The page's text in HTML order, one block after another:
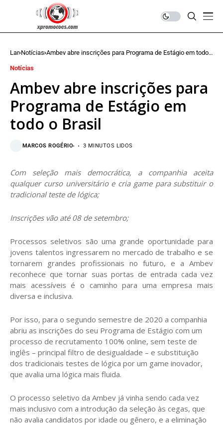
Lar Notícias Ambev abre inscrições para Programa de Estágio em todo
Notícias
Ambev abre inscrições para
Programa de Estágio em
todo o Brasil
MARCOS ROGÉRIO 3 MINUTOS LIDOS
Com seleção mais democrática, a companhia aceita
qualquer curso universitário e cria game para substituir o
tradicional teste de lógica;
Inscrições vão até 08 de setembro;
Processos seletivos são uma grande oportunidade para
jovens talentos ingressarem no mercado de trabalho e se
tornarem grandes profissionais no futuro, e a Ambev
reconhece que tornar suas portas de entrada cada vez
mais acessíveis é o caminho para uma empresa mais
diversa e inclusiva.
Por isso, para o segundo semestre de 2020 a companhia
abriu as inscrições do seu Programa de Estágio com um
processo de recrutamento 100% online, sem teste de
inglês – principal filtro de desigualdade – e substituição
dos tradicionais testes de lógica por um game inovador,
que avalia uma lógica mais fluida.
O processo seletivo da Ambev já vinha sendo cada vez
mais inclusivo com a introdução da seleção às cegas, que
não avalia candidatos por idade ou gênero, e a eliminação